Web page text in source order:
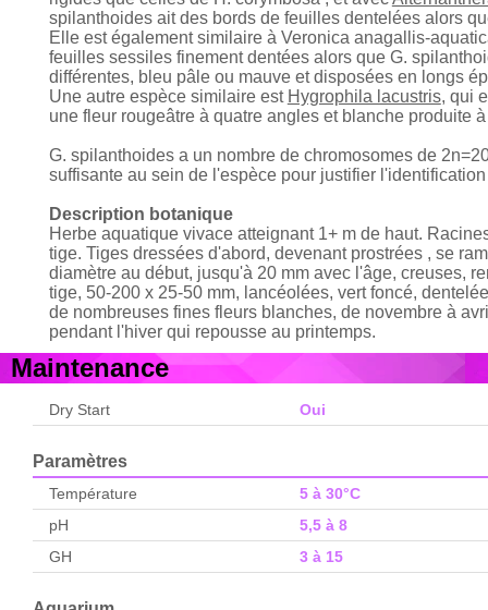
spilanthoides ait des bords de feuilles dentelées alors
Elle est également similaire à Veronica anagallis-
feuilles sessiles finement dentées alors que G.
différentes, bleu pâle ou mauve et disposées en longs
Une autre espèce similaire est Hygrophila lacustris, qui
une fleur rougeâtre à quatre angles et blanche produite
G. spilanthoides a un nombre de chromosomes de
suffisante au sein de l'espèce pour justifier
Description botanique
Herbe aquatique vivace atteignant 1+ m de haut.
tige. Tiges dressées d'abord, devenant prostrées , se
diamètre au début, jusqu'à 20 mm avec l'âge, creuses,
tige, 50-200 x 25-50 mm, lancéolées, vert foncé,
de nombreuses fines fleurs blanches, de novembre à
pendant l'hiver qui repousse au printemps.
Maintenance
Dry Start Oui
Paramètres
Température
5 à 30°C
pH
5,5 à 8
GH
3 à 15